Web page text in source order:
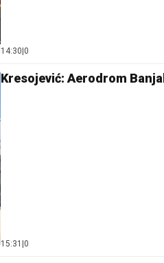
14:30 0
Kresojević: Aerodrom
15:31 0